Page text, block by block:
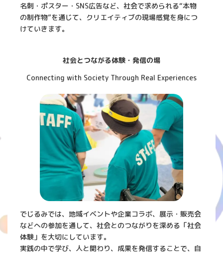
名刺・ポスター・SNS広告など、社会で求められる“本物
の制作物”を通じて、クリエイティブの現場感覚を身につ
けていきます。
社会とつながる体験・発信の場
Connecting with Society Through Real Experiences
でじるみでは、地域イベントや企業コラボ、展示・販売会
などへの参加を通して、社会とのつながりを深める「社会
体験」を大切にしています。
実践の中で学び、人と関わり、成果を発信することで、自